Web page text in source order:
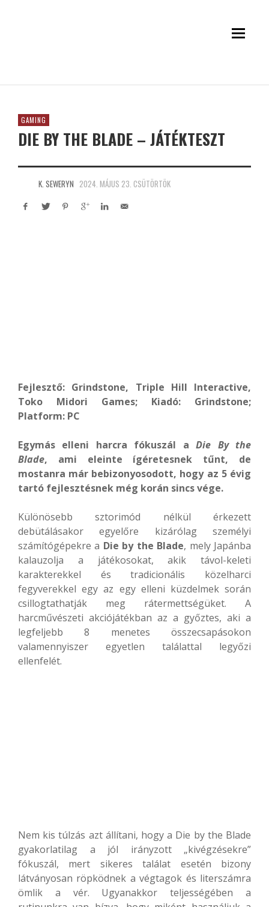
GAMING
DIE BY THE BLADE – JÁTÉKTESZT
K. SEWERYN 2024. MÁJUS 23. CSÜTÖRTÖK
Fejlesztő: Grindstone, Triple Hill Interactive,
Toko Midori Games; Kiadó: Grindstone;
Platform: PC
Egymás elleni harcra fókuszál aDie By the
Blade, ami eleinte ígéretesnek tűnt, de
mostanra már bebizonyosodott, hogy az 5 évig
tartó fejlesztésnek még korán sincs vége.
Különösebb sztorimód nélkül érkezett
debütálásakor egyelőre kizárólag személyi
számítógépekre a Die by the Blade, mely Japánba
kalauzolja a játékosokat, akik távol-keleti
karakterekkel és tradicionális közelharci
fegyverekkel egy az egy elleni küzdelmek során
csillogtathatják meg rátermettségüket. A
harcművészeti akciójátékban az a győztes, aki a
legfeljebb 8 menetes összecsapásokon
valamennyiszer egyetlen találattal legyőzi
ellenfelét.
Nem kis túlzás azt állítani, hogy a Die by the Blade
gyakorlatilag a jól irányzott „kivégzésekre”
fókuszál, mert sikeres találat esetén bizony
látványosan röpködnek a végtagok és literszámra
ömlik a vér. Ugyanakkor teljességében a